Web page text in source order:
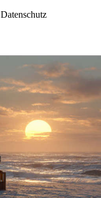
Datenschutz